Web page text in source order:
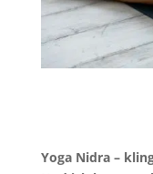
Yoga Nidra–